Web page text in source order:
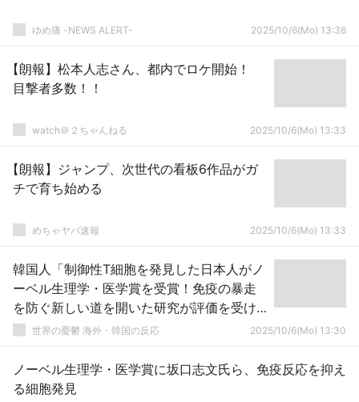
ゆめ痛 -NEWS ALERT- 2025/10/6(Mo) 13:36
【朗報】松本人志さん、都内でロケ開始！
目撃者多数！！
watch＠２ちゃんねる 2025/10/6(Mo) 13:33
【朗報】ジャンプ、次世代の看板6作品がガ
チで育ち始める
めちゃヤバ速報 2025/10/6(Mo) 13:33
韓国人「制御性T細胞を発見した日本人がノ
ーベル生理学・医学賞を受賞！免疫の暴走
を防ぐ新しい道を開いた研究が評価を受け
る」世界の憂鬱 海外・韓国の反応 2025/10/6(Mo) 13:30
ノーベル生理学・医学賞に坂口志文氏ら、免疫反応を抑え
る細胞発見